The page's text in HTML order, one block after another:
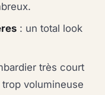
: un total look
très court
volumineuse